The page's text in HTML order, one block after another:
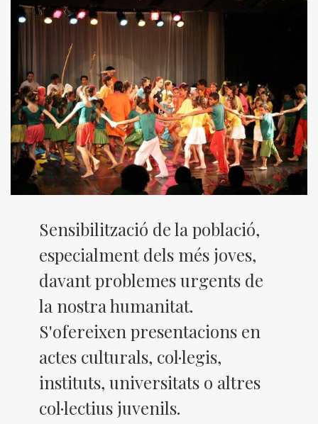
Sensibilització de la població,
especialment dels més joves,
davant problemes urgents de
la nostra humanitat.
S'ofereixen presentacions en
actes culturals, col·legis,
instituts, universitats o altres
col·lectius juvenils.